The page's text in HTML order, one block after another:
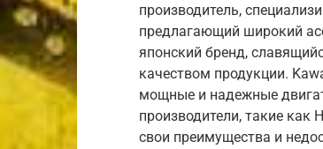
производитель,
предлагающий широкий
японский бренд,
качеством продукции.
мощные и надежные
производители, такие
свои преимущества и